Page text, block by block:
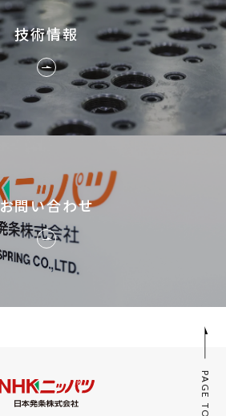
技術情報
お問い合わせ
PAGE TOP